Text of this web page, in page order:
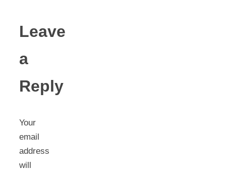
Leave
a
Reply
Your
email
address
will